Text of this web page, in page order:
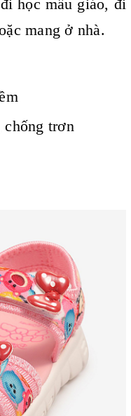
học mẫu giáo, đi
mang ở nhà.
chống trơn